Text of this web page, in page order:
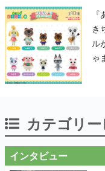
き
ル
ゃ
カテゴリ
インタビュー